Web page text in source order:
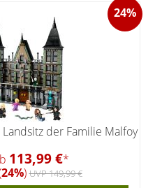
24%
der Familie Malfoy
113,99 €*
24%)UVP 149,99 €